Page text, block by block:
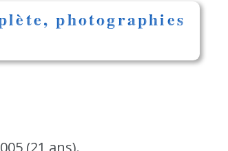
photographies
(21 ans).